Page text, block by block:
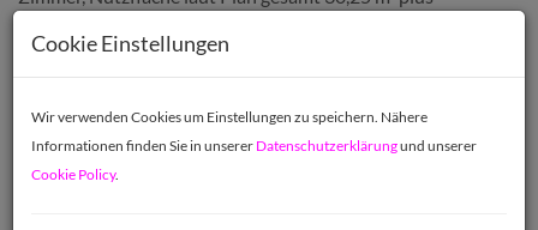
Verkehrsfläche und Trockenboden laut Plan gesamt rd. 20,00
m²
Wintergarten:von der Werkstätte begehbar, Nutzfläche
Cookie Einstellungen
Wir verwenden Cookies um Einstellungen zu speichern. Nähere
Informationen finden Sie in unserer Datenschutzerklärungund unserer
Cookie Policy.